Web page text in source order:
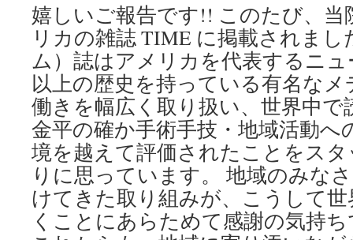
嬉しいご報告です!! このたび、当
リカの雑誌 TIME に掲載されま
ム）誌はアメリカを代表するニュ
以上の歴史を持っている有名な
働きを幅広く取り扱い、世界中
金平の確か手術手技・地域活動へ
境を越えて評価されたことをス
りに思っています。 地域のみな
けてきた取り組みが、こうして
くことにあらためて感謝の気持